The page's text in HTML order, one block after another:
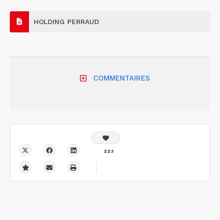
HOLDING PERRAUD
COMMENTAIRES
223